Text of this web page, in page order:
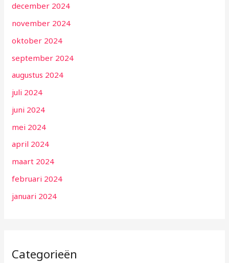
december 2024
november 2024
oktober 2024
september 2024
augustus 2024
juli 2024
juni 2024
mei 2024
april 2024
maart 2024
februari 2024
januari 2024
Categorieën